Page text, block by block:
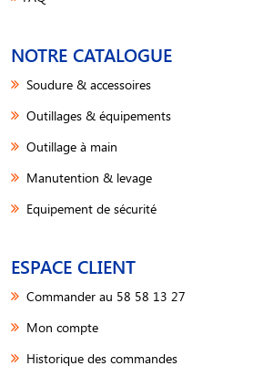
NOTRE CATALOGUE
Soudure & accessoires
Outillages & équipements
Outillage à main
Manutention & levage
Equipement de sécurité
ESPACE CLIENT
Commander au 58 58 13 27
Mon compte
Historique des commandes